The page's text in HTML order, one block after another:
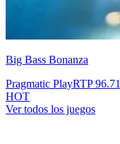
Big Bass Bonanza
Pragmatic PlayRTP96.71
HOT
Ver todos los juegos